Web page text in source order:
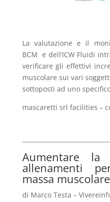
La valutazione e il
BCM e dell’ICW Fluidi
verificare gli effettivi
muscolare sui vari
sottoposti ad uno
mascaretti srl facilities –
Aumentare la
allenamenti
massa muscolare
di Marco Testa –